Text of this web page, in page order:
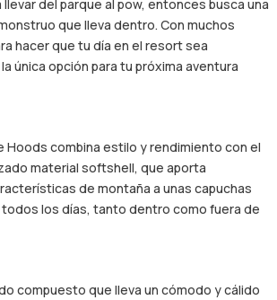
del parque al pow, entonces busca una
que lleva dentro. Con muchos
hacer que tu día en el resort sea
única opción para tu próxima aventura
Hoods combina estilo y rendimiento con el
material softshell, que aporta
de montaña a unas capuchas
los días, tanto dentro como fuera de
compuesto que lleva un cómodo y cálido